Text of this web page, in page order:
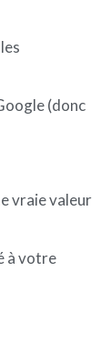
(donc
vraie valeur
à votre